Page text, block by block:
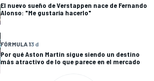
El nuevo sueño de Verstappen nace de Fernando
Alonso: "Me gustaría hacerlo"
FÓRMULA 13 d
Por qué Aston Martin sigue siendo un destino
más atractivo de lo que parece en el mercado